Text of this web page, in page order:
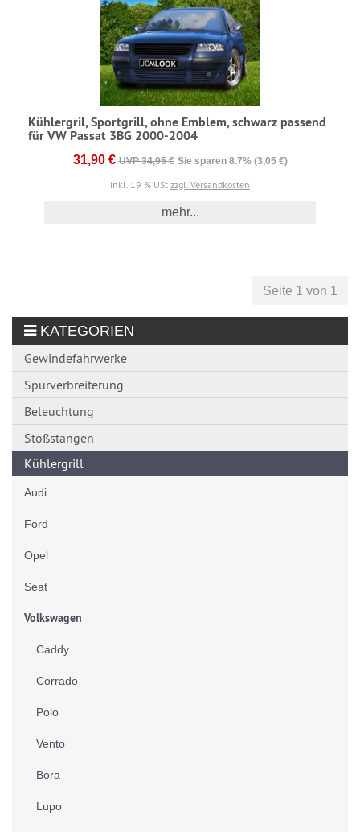
Kühlergril, Sportgrill, ohne Emblem, schwarz passend
für VW Passat 3BG 2000-2004
31,90 € UVP 34,95 € Sie sparen 8.7% (3,05 €)
inkl. 19 % USt zzgl. Versandkosten
mehr...
Seite 1 von 1
KATEGORIEN
Gewindefahrwerke
Spurverbreiterung
Beleuchtung
Stoßstangen
Kühlergrill
Audi
Ford
Opel
Seat
Volkswagen
Caddy
Corrado
Polo
Vento
Bora
Lupo